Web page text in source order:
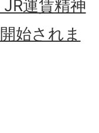
運賃精神
始されま